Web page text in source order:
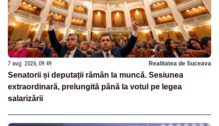
7 aug. 2026, 09:49 Realitatea de Suceava
Senatorii și deputații rămân la muncă. Sesiunea
extraordinară, prelungită până la votul pe legea
salarizării